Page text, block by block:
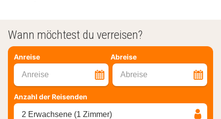
Wann möchtest du verreisen?
Anreise Abreise
Anreise Abreise
Anzahl der Reisenden
2 Erwachsene (1 Zimmer)